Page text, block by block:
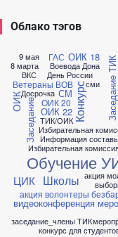
Облако тэгов
8 марта
9 мая
ВКС
Ветераны ВОВ
Воевода Дона
ГАС
День России
Досрочка
Заседание Заседание ТИК
Избирательная
Избирательная
Информация
Конкурс
ОИК
ОИК 18
ОИК 20
ОИК 22
Обучение
СМ
ТИК/ОИК
ЦИК Школы
акция волонтеры
акция
видеоконференция
заседание_члены ТИК
конкурс для
сми